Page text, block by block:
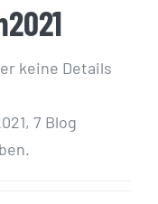
keine Details
7 Blog